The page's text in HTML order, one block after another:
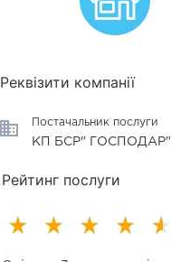
Реквізити компанії
Постачальник послуги
КП БСР" ГОСПОДАР"
Рейтинг послуги